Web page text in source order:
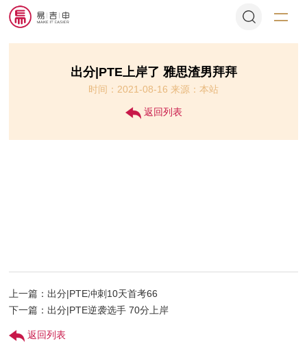
出分|PTE上岸了 雅思渣男拜拜
时间：2021-08-16 来源：本站
返回列表
上一篇：出分|PTE冲刺10天首考66
下一篇：出分|PTE逆袭选手 70分上岸
返回列表